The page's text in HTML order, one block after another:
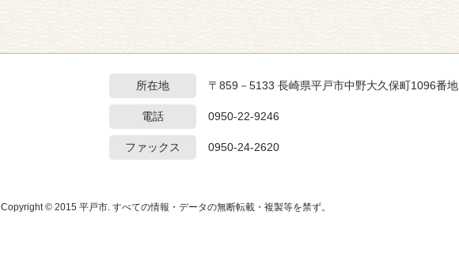
所在地 〒859－5133 長崎県平戸市中野大久保町1096番地
電話 0950-22-9246
ファックス 0950-24-2620
Copyright © 2015 平戸市. すべての情報・データの無断転載・複製等を禁ず。